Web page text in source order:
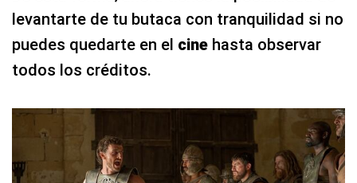
levantarte de tu butaca con tranquilidad si no
puedes quedarte en el cine hasta observar
todos los créditos.